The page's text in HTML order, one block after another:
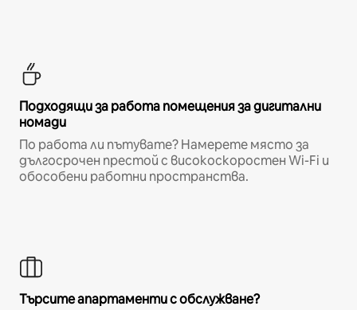
Подходящи за работа помещения за дигитални
номади
По работа ли пътувате? Намерете място за
дългосрочен престой с високоскоростен Wi-Fi и
обособени работни пространства.
Търсите апартаменти с обслужване?